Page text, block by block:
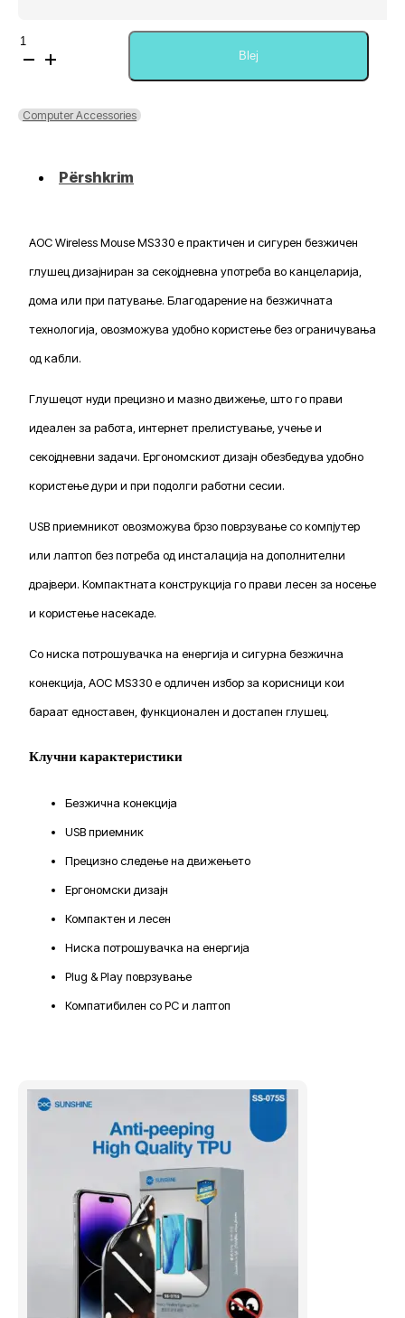
Sasi
AOC
MS330
Blej
Computer Accessories
Përshkrim
AOC Wireless Mouse MS330 е практичен и сигурен безжичен
глушец дизајниран за секојдневна употреба во канцеларија,
дома или при патување. Благодарение на безжичната
технологија, овозможува удобно користење без ограничувања
од кабли.
Глушецот нуди прецизно и мазно движење, што го прави
идеален за работа, интернет прелистување, учење и
секојдневни задачи. Ергономскиот дизајн обезбедува удобно
користење дури и при подолги работни сесии.
USB приемникот овозможува брзо поврзување со компјутер
или лаптоп без потреба од инсталација на дополнителни
драјвери. Компактната конструкција го прави лесен за носење
и користење насекаде.
Со ниска потрошувачка на енергија и сигурна безжична
конекција, AOC MS330 е одличен избор за корисници кои
бараат едноставен, функционален и достапен глушец.
Клучни карактеристики
Безжична конекција
USB приемник
Прецизно следење на движењето
Ергономски дизајн
Компактен и лесен
Ниска потрошувачка на енергија
Plug & Play поврзување
Компатибилен со PC и лаптоп